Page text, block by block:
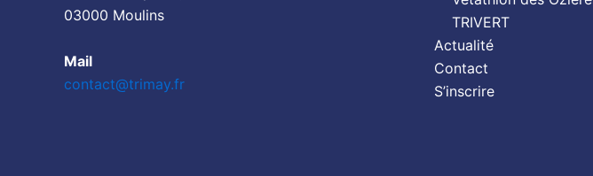
03000 Moulins
Mail
contact@trimay.fr
TRIVERT
Actualité
Contact
S’inscrire